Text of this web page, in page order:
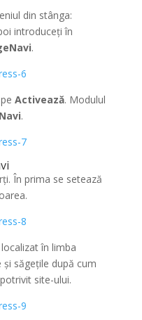
din stânga:
introduceți în
.
Activează. Modulul
.
În prima se setează
în limba
săgețile după cum
site-ului.